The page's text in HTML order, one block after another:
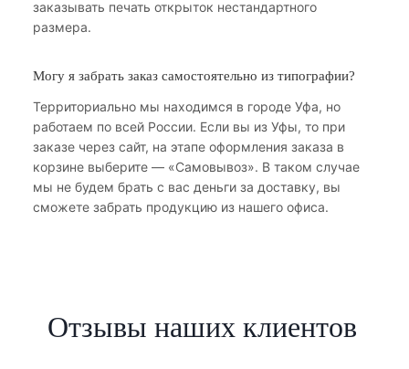
заказывать печать открыток нестандартного
размера.
Могу я забрать заказ самостоятельно из типографии?
Территориально мы находимся в городе Уфа, но
работаем по всей России. Если вы из Уфы, то при
заказе через сайт, на этапе оформления заказа в
корзине выберите — «Самовывоз». В таком случае
мы не будем брать с вас деньги за доставку, вы
сможете забрать продукцию из нашего офиса.
Отзывы наших клиентов